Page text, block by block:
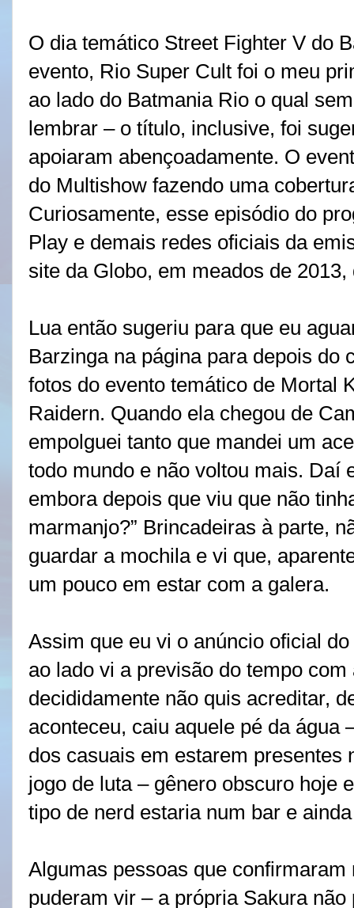
O dia temático Street Fighter V do
evento, Rio Super Cult foi o meu
ao lado do Batmania Rio o qual
lembrar – o título, inclusive, foi
apoiaram abençoadamente. O
do Multishow fazendo uma
Curiosamente, esse episódio do
Play e demais redes oficiais da
site da Globo, em meados de
Lua então sugeriu para que eu
Barzinga na página para depois do
fotos do evento temático de Mortal
Raidern. Quando ela chegou de
empolguei tanto que mandei um
todo mundo e não voltou mais. Daí
embora depois que viu que não
marmanjo?” Brincadeiras à parte,
guardar a mochila e vi que,
um pouco em estar com a galera.
Assim que eu vi o anúncio oficial
ao lado vi a previsão do tempo
decididamente não quis acreditar,
aconteceu, caiu aquele pé da água
dos casuais em estarem presentes
jogo de luta – gênero obscuro hoje
tipo de nerd estaria num bar e
Algumas pessoas que
puderam vir – a própria Sakura